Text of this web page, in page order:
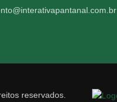
reservados.